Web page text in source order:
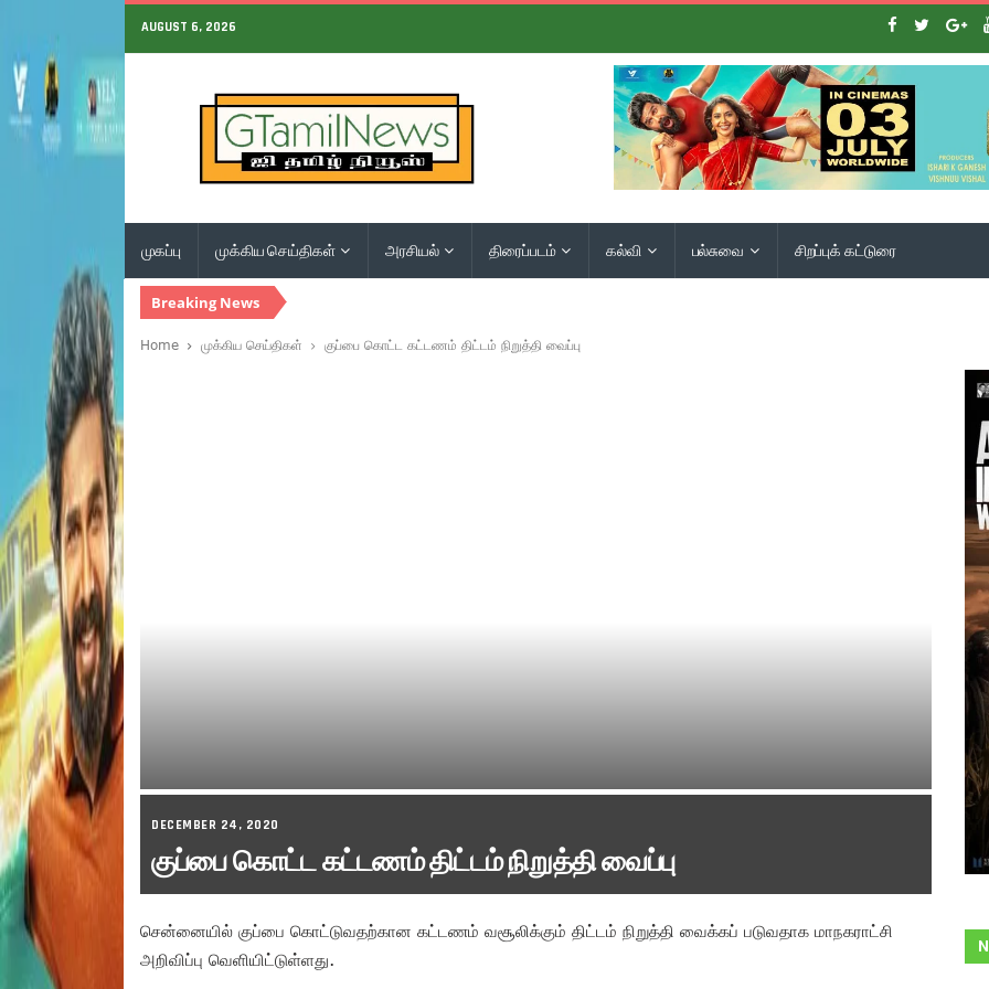
AUGUST 6, 2026
முகப்பு முக்கிய செய்திகள் அரசியல் திரைப்படம் கல்வி பல்சுவை சிறப்புக் கட்டுரை
Breaking News
Home முக்கிய செய்திகள் குப்பை கொட்ட கட்டணம் திட்டம் நிறுத்தி வைப்பு
DECEMBER 24, 2020
குப்பை கொட்ட கட்டணம் திட்டம் நிறுத்தி வைப்பு
சென்னையில் குப்பை கொட்டுவதற்கான கட்டணம் வசூலிக்கும் திட்டம் நிறுத்தி வைக்கப் படுவதாக மாநகராட்சி
அறிவிப்பு வெளியிட்டுள்ளது.